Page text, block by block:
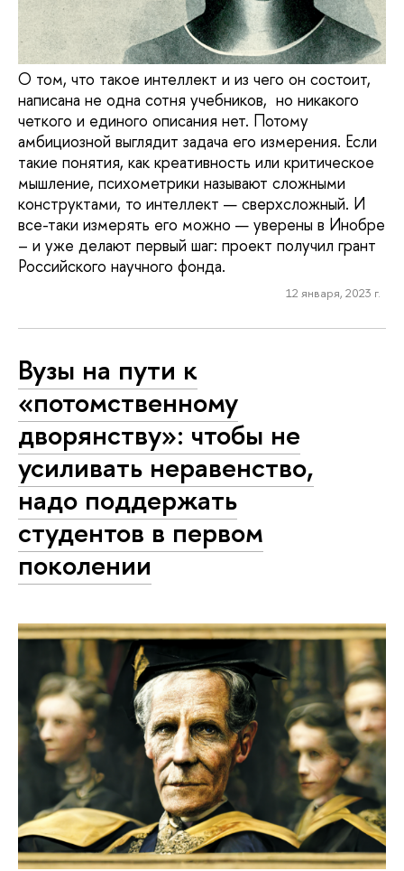
О том, что такое интеллект и из чего он состоит,
написана не одна сотня учебников, но никакого
четкого и единого описания нет. Потому
амбициозной выглядит задача его измерения. Если
такие понятия, как креативность или критическое
мышление, психометрики называют сложными
конструктами, то интеллект — сверхсложный. И
все-таки измерять его можно — уверены в Инобре
– и уже делают первый шаг: проект получил грант
Российского научного фонда.
12 января, 2023 г.
Вузы на пути к
«потомственному
дворянству»: чтобы не
усиливать неравенство,
надо поддержать
студентов в первом
поколении